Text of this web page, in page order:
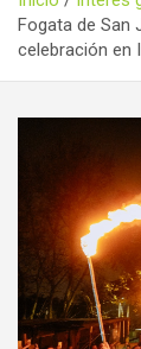
Fogata de San
celebración en